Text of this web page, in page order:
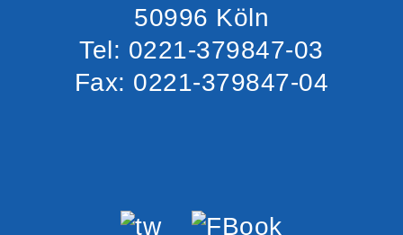
50996 Köln
Tel: 0221-379847-03
Fax: 0221-379847-04